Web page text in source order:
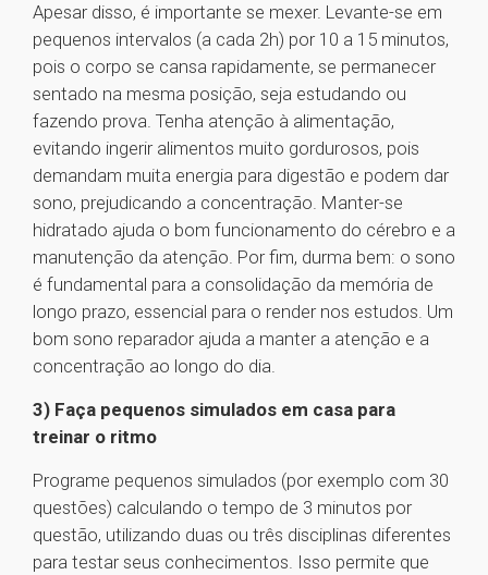
Apesar disso, é importante se mexer. Levante-se em
pequenos intervalos (a cada 2h) por 10 a 15 minutos,
pois o corpo se cansa rapidamente, se permanecer
sentado na mesma posição, seja estudando ou
fazendo prova. Tenha atenção à alimentação,
evitando ingerir alimentos muito gordurosos, pois
demandam muita energia para digestão e podem dar
sono, prejudicando a concentração. Manter-se
hidratado ajuda o bom funcionamento do cérebro e a
manutenção da atenção. Por fim, durma bem: o sono
é fundamental para a consolidação da memória de
longo prazo, essencial para o render nos estudos. Um
bom sono reparador ajuda a manter a atenção e a
concentração ao longo do dia.
3) Faça pequenos simulados em casa para
treinar o ritmo
Programe pequenos simulados (por exemplo com 30
questões) calculando o tempo de 3 minutos por
questão, utilizando duas ou três disciplinas diferentes
para testar seus conhecimentos. Isso permite que